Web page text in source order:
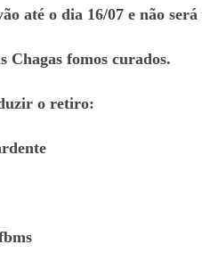
até o dia 16/07 e não
Chagas fomos curados.
o retiro: